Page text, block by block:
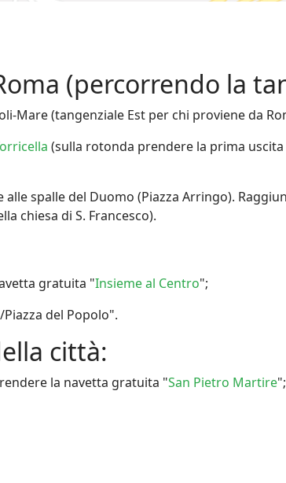
(percorrendo la
Mare (tangenziale Est per chi proviene da
(sulla rotonda prendere la prima
spalle del Duomo (Piazza Arringo).
chiesa di S. Francesco).
gratuita "Insieme al Centro";
del Popolo".
città:
la navetta gratuita "San Pietro Martire";